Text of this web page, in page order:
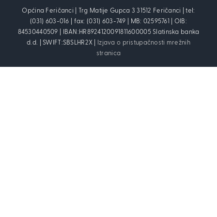
Općina Feričanci | Trg Matije Gupca 3 31512 Feričanci | tel:
(031) 603-016 | fax: (031) 603-749 | MB: 02595761 | OIB:
84530440509 | IBAN:HR8924120091811600005 Slatinska banka
d.d. | SWIFT:SBSLHR2X |
Izjava o pristupačnosti mrežnih
stranica